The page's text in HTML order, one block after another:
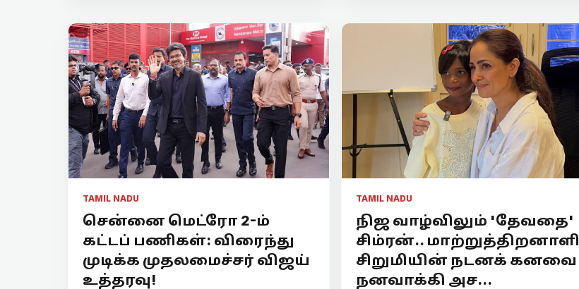
TAMIL NADU
சென்னை மெட்ரோ 2-ம்
கட்டப் பணிகள்: விரைந்து
முடிக்க முதலமைச்சர் விஜய்
உத்தரவு!
TAMIL NADU
நிஜ வாழ்விலும் 'தேவதை'
சிம்ரன்.. மாற்றுத்திறனாளி
சிறுமியின் நடனக் கனவை
நனவாக்கி அச...